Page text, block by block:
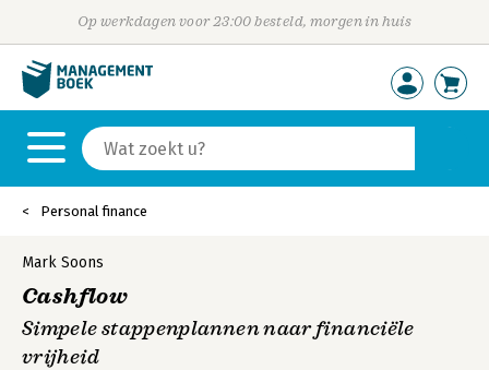
Op werkdagen voor 23:00 besteld, morgen in huis
Personal finance
Mark Soons
Cashflow
Simpele stappenplannen naar financiële
vrijheid